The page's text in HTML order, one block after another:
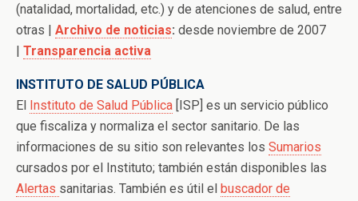
(natalidad, mortalidad, etc.) y de atenciones de salud, entre
otras | Archivo de noticias: desde noviembre de 2007
| Transparencia activa
INSTITUTO DE SALUD PÚBLICA
El Instituto de Salud Pública [ISP] es un servicio público
que fiscaliza y normaliza el sector sanitario. De las
informaciones de su sitio son relevantes los Sumarios
cursados por el Instituto; también están disponibles las
Alertas sanitarias. También es útil el buscador de